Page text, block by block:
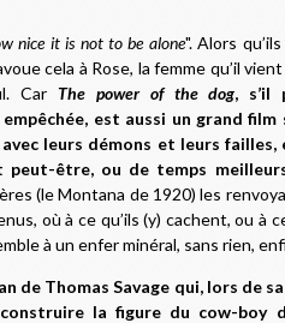
nice it is not to be alone". Alors
cela à Rose, la femme qu’il
Car The power of the dog, s’il
empêchée, est aussi un grand
leurs démons et leurs failles,
peut-être, ou de temps
(le Montana de 1920) les
où à ce qu’ils (y) cachent, ou
à un enfer minéral, sans rien,
de Thomas Savage qui, lors de
la figure du cow-boy